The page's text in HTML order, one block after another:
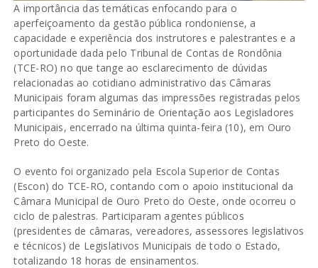
A importância das temáticas enfocando para o
aperfeiçoamento da gestão pública rondoniense, a
capacidade e experiência dos instrutores e palestrantes e a
oportunidade dada pelo Tribunal de Contas de Rondônia
(TCE-RO) no que tange ao esclarecimento de dúvidas
relacionadas ao cotidiano administrativo das Câmaras
Municipais foram algumas das impressões registradas pelos
participantes do Seminário de Orientação aos Legisladores
Municipais, encerrado na última quinta-feira (10), em Ouro
Preto do Oeste.
O evento foi organizado pela Escola Superior de Contas
(Escon) do TCE-RO, contando com o apoio institucional da
Câmara Municipal de Ouro Preto do Oeste, onde ocorreu o
ciclo de palestras. Participaram agentes públicos
(presidentes de câmaras, vereadores, assessores legislativos
e técnicos) de Legislativos Municipais de todo o Estado,
totalizando 18 horas de ensinamentos.